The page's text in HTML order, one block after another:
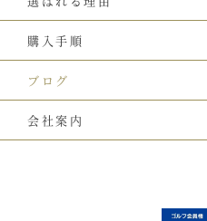
購入手順
ブログ
会社案内